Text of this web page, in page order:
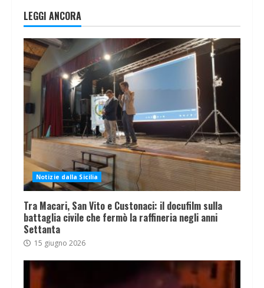
LEGGI ANCORA
Notizie dalla Sicilia
Tra Macari, San Vito e Custonaci: il docufilm sulla
battaglia civile che fermò la raffineria negli anni
Settanta
15 giugno 2026